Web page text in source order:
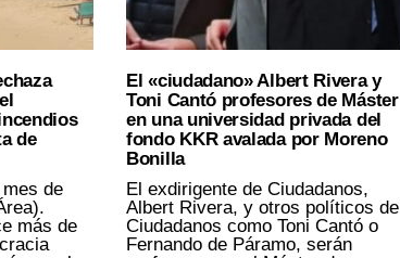
de
de
más de
El «ciudadano» Albert Rivera y
Toni Cantó profesores de Máster
en una universidad privada del
fondo KKR avalada por Moreno
Bonilla
El exdirigente de Ciudadanos,
Albert Rivera, y otros políticos de
Ciudadanos como Toni Cantó o
Fernando de Páramo, serán